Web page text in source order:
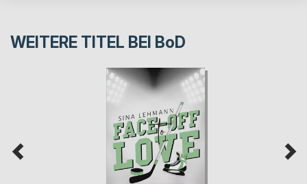
WEITERE TITEL BEI BoD